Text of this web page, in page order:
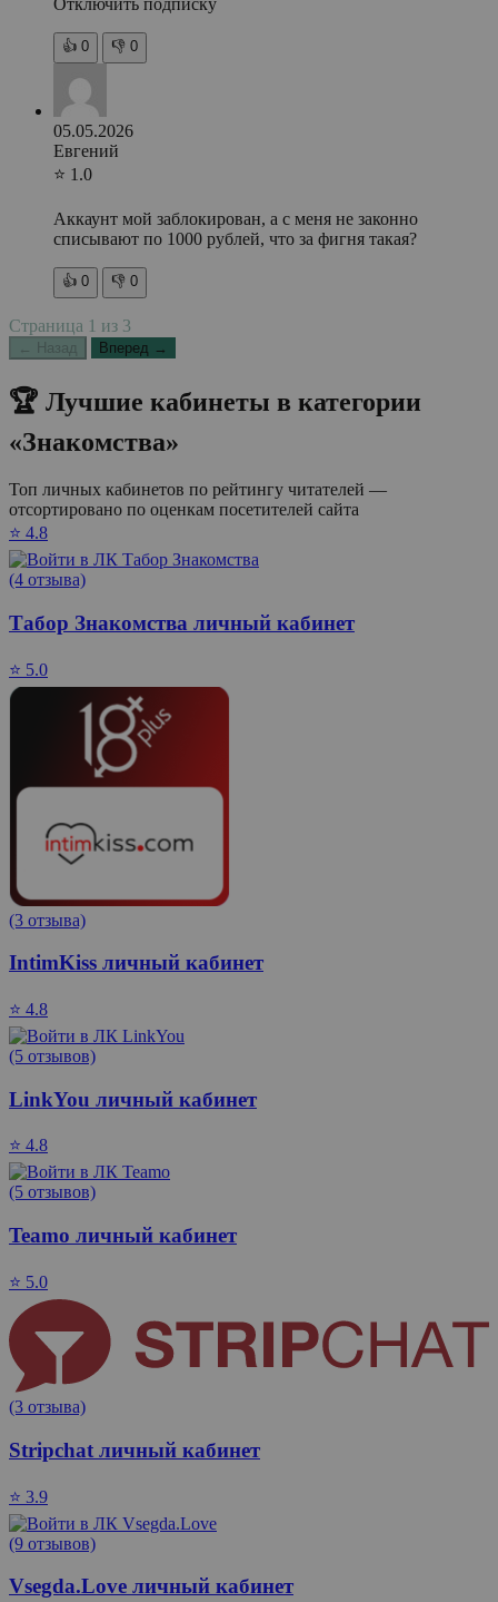
Отключить подписку
👍 0 👎 0
05.05.2026
Евгений
⭐ 1.0
Аккаунт мой заблокирован, а с меня не законно
списывают по 1000 рублей, что за фигня такая?
👍 0 👎 0
Страница 1 из 3
← Назад Вперед →
🏆 Лучшие кабинеты в категории
«Знакомства»
Топ личных кабинетов по рейтингу читателей —
отсортировано по оценкам посетителей сайта
⭐ 4.8
(4 отзыва)
Табор Знакомства личный кабинет
⭐ 5.0
(3 отзыва)
IntimKiss личный кабинет
⭐ 4.8
(5 отзывов)
LinkYou личный кабинет
⭐ 4.8
(5 отзывов)
Teamo личный кабинет
⭐ 5.0
(3 отзыва)
Stripchat личный кабинет
⭐ 3.9
(9 отзывов)
Vsegda.Love личный кабинет